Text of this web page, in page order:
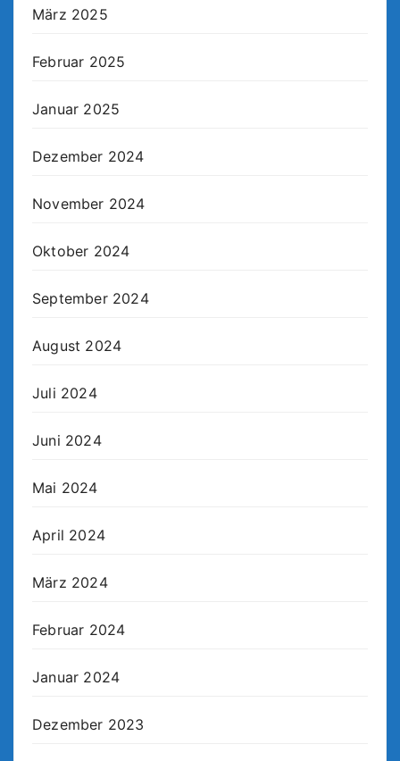
März 2025
Februar 2025
Januar 2025
Dezember 2024
November 2024
Oktober 2024
September 2024
August 2024
Juli 2024
Juni 2024
Mai 2024
April 2024
März 2024
Februar 2024
Januar 2024
Dezember 2023